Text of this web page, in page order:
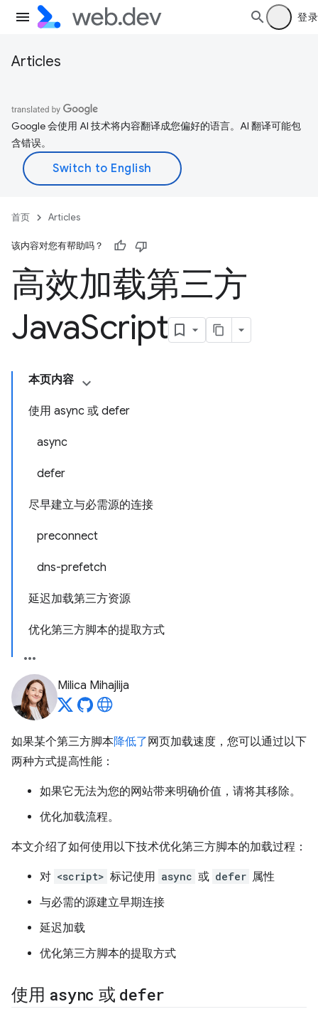
登录
Articles
Google 会使用 AI 技术将内容翻译成您偏好的语言。AI 翻译可能包
含错误。
首页 Articles
该内容对您有帮助吗？
高效加载第三方
JavaScript
本页内容
使用 async 或 defer
async
defer
尽早建立与必需源的连接
preconnect
dns-prefetch
延迟加载第三方资源
优化第三方脚本的提取方式
Milica Mihajlija
如果某个第三方脚本降低了 网页加载速度，您可以通过以下
两种方式提高性能：
如果它无法为您的网站带来明确价值，请将其移除。
优化加载流程。
本文介绍了如何使用以下技术优化第三方脚本的加载过程：
对 <script> 标记使用 async 或 defer 属性
与必需的源建立早期连接
延迟加载
优化第三方脚本的提取方式
使用 async 或 defer